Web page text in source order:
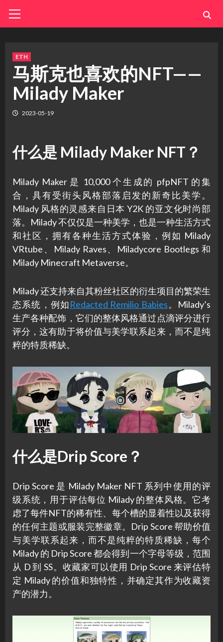
Menu
ETH
马斯克也喜欢的NFT——
Milady Maker
2023-05-19
什么是 Milady Maker NFT？
Milady Maker 是 10,000 个生成的 pfpNFT 的集
合，具有受街头风格部落启发的新奇比美学。
Milady 风格的灵感来自日本 Y2K 的亚文化时尚部
落。Milady 不仅仅是一种美学，也是一种生活方式
和社区，拥有各种生活方式体验，例如 Milady
VRtube、Milady Raves、Miladycore Bootlegs 和
Milady Minecraft Metaverse。
Milady 还支持来自其粉丝社区的衍生项目的繁荣生
态系统，例如Redacted Remilio Babies。Milady’s
生产各种配饰，它们的整体风格通过点滴评分进行
评分，这有助于将价值与美学联系起来，而不是纯
粹的特质稀缺。
什么是Drip Score？
Drip Score 是 Milady Maker NFT 系列中使用的评
级系统，用于评估每位 Milady 的整体风格。它考
虑了每件NFT的稀有性、每个槽的显着性以及获得
的任何主题或服装完整徽章。Drip Score 帮助价值
与美学联系起来，而不是纯粹的特质稀缺，每个
Milady 的 Drip Score 都会得到一个字母等级，范围
从 D 到 SS。收藏家可以使用 Drip Score 来评估特
定 Milady 的价值和独特性，并确定其作为收藏资
产的潜力。